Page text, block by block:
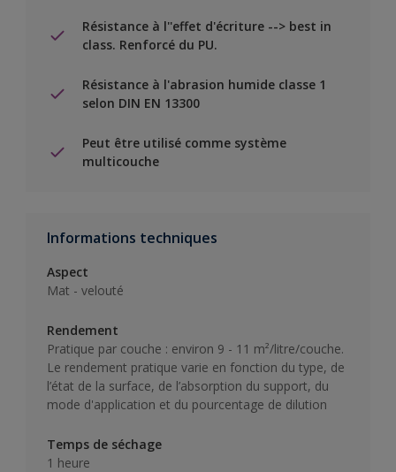
Résistance à l''effet d'écriture --> best in
class. Renforcé du PU.
Résistance à l'abrasion humide classe 1
selon DIN EN 13300
Peut être utilisé comme système
multicouche
Informations techniques
Aspect
Mat - velouté
Rendement
Pratique par couche : environ 9 - 11 m²/litre/couche.
Le rendement pratique varie en fonction du type, de
l’état de la surface, de l’absorption du support, du
mode d'application et du pourcentage de dilution
Temps de séchage
1 heure